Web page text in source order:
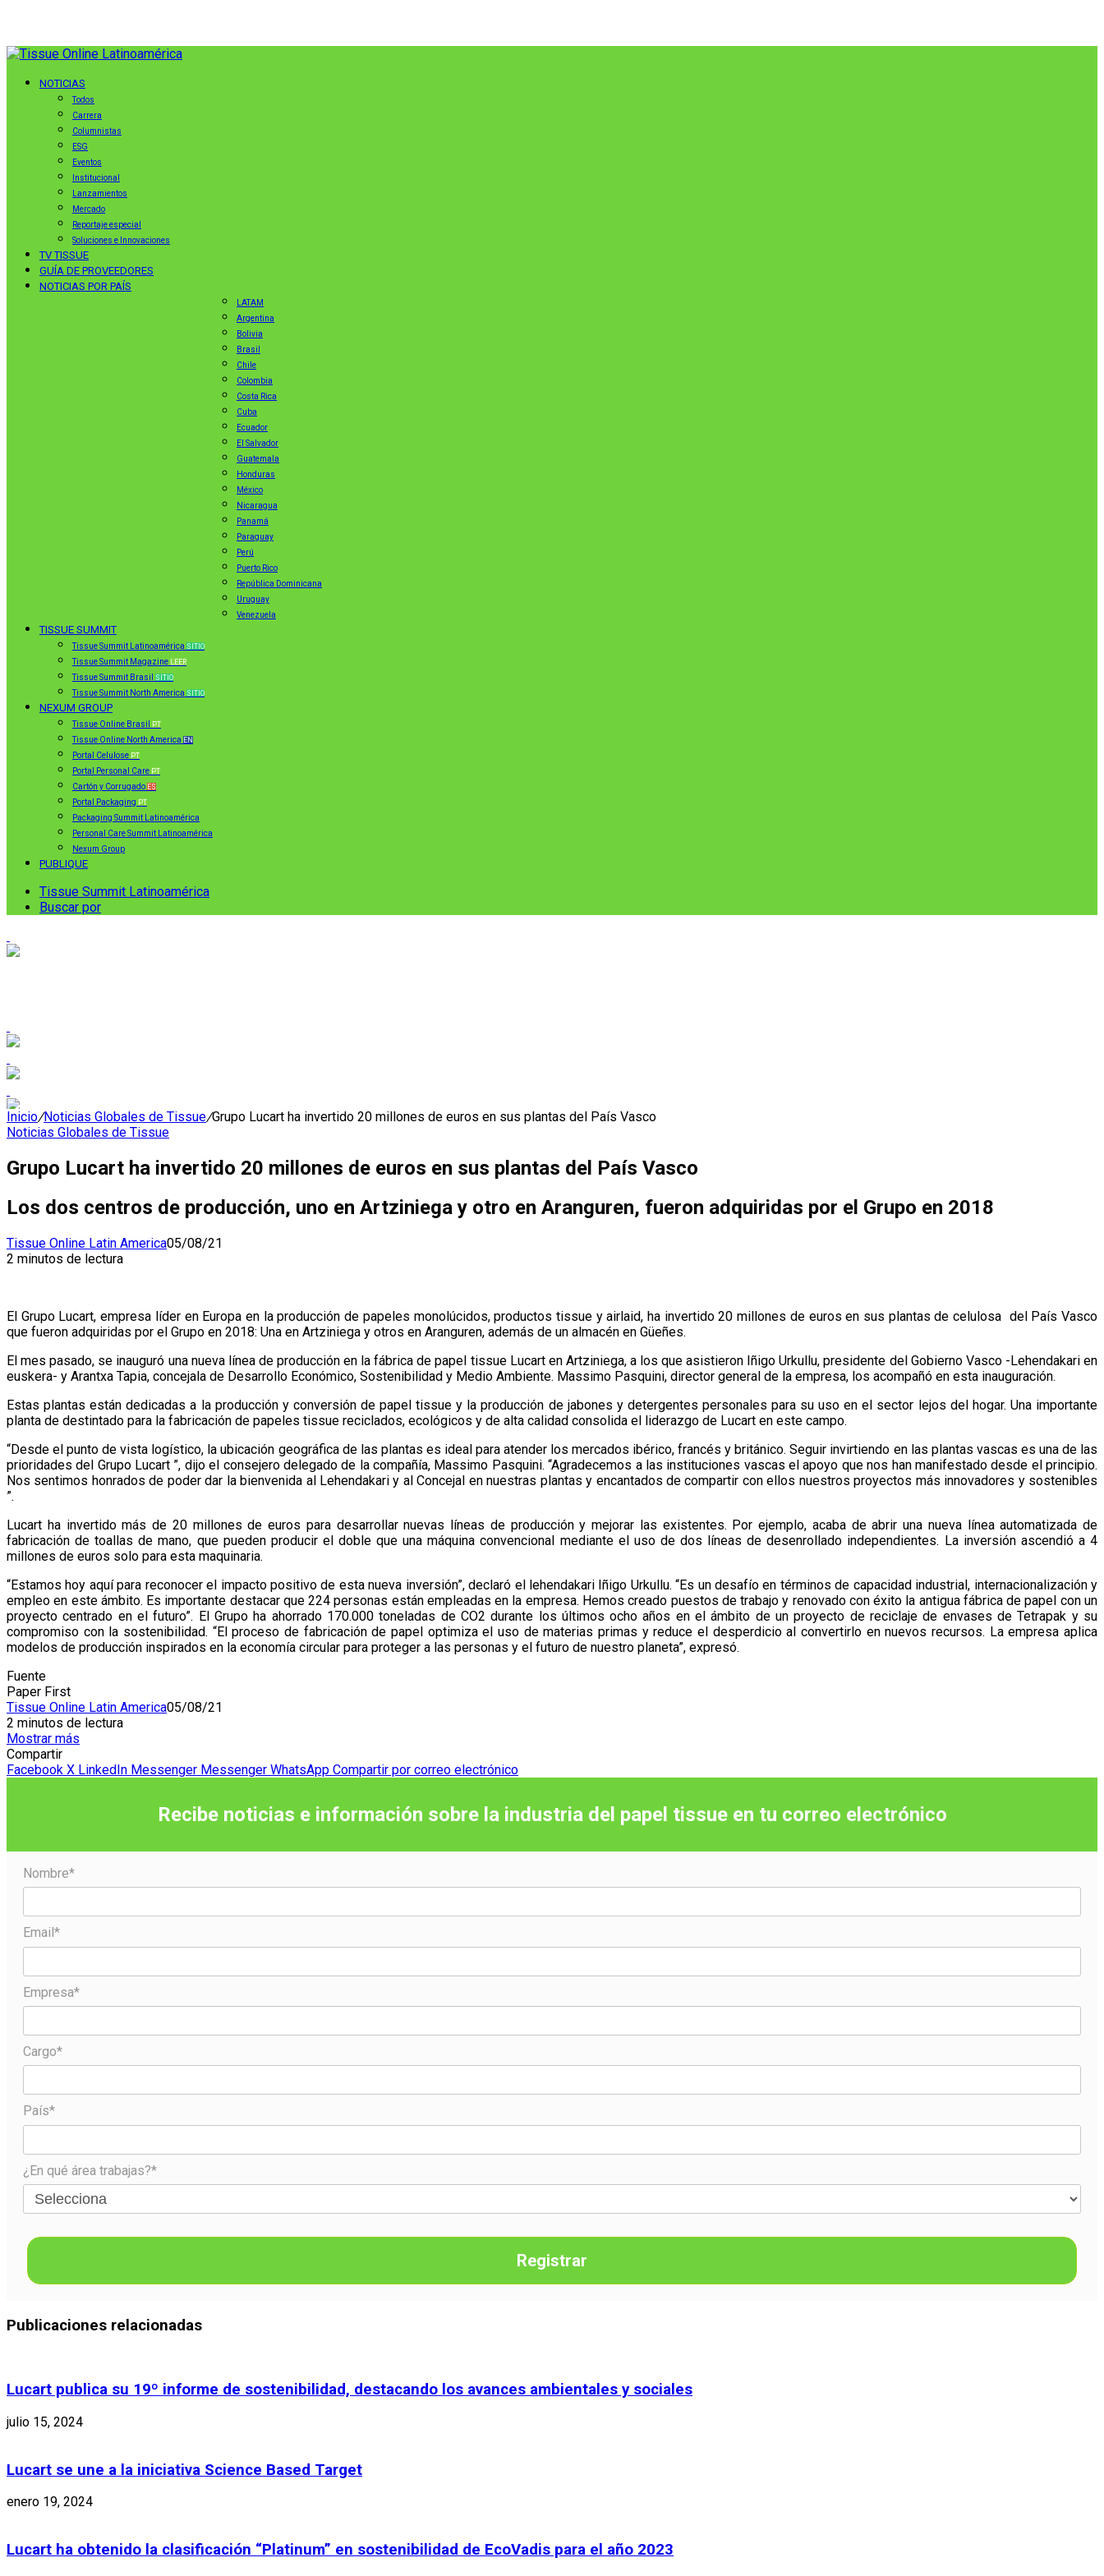
NOTICIAS
Todos
Carrera
Columnistas
ESG
Eventos
Institucional
Lanzamientos
Mercado
Reportaje especial
Soluciones e Innovaciones
TV TISSUE
GUÍA DE PROVEEDORES
NOTICIAS POR PAÍS
LATAM
Argentina
Bolivia
Brasil
Chile
Colombia
Costa Rica
Cuba
Ecuador
El Salvador
Guatemala
Honduras
México
Nicaragua
Panamá
Paraguay
Perú
Puerto Rico
República Dominicana
Uruguay
Venezuela
TISSUE SUMMIT
Tissue Summit Latinoamérica SITIO
Tissue Summit Magazine LEER
Tissue Summit Brasil SITIO
Tissue Summit North America SITIO
NEXUM GROUP
Tissue Online Brasil PT
Tissue Online North America EN
Portal Celulose PT
Portal Personal Care PT
Cartón y Corrugado ES
Portal Packaging PT
Packaging Summit Latinoamérica
Personal Care Summit Latinoamérica
Nexum Group
PUBLIQUE
Tissue Summit Latinoamérica
Buscar por
Inicio/Noticias Globales de Tissue/Grupo Lucart ha invertido 20 millones de euros en sus plantas del País Vasco
Noticias Globales de Tissue
Grupo Lucart ha invertido 20 millones de euros en sus plantas del País Vasco
Los dos centros de producción, uno en Artziniega y otro en Aranguren, fueron adquiridas por el Grupo en 2018
Tissue Online Latin America05/08/21
2 minutos de lectura
El Grupo Lucart, empresa líder en Europa en la producción de papeles monolúcidos, productos tissue y airlaid, ha invertido 20 millones de euros en sus plantas de celulosa del País Vasco
que fueron adquiridas por el Grupo en 2018: Una en Artziniega y otros en Aranguren, además de un almacén en Güeñes.
El mes pasado, se inauguró una nueva línea de producción en la fábrica de papel tissue Lucart en Artziniega, a los que asistieron Iñigo Urkullu, presidente del Gobierno Vasco -Lehendakari en
euskera- y Arantxa Tapia, concejala de Desarrollo Económico, Sostenibilidad y Medio Ambiente. Massimo Pasquini, director general de la empresa, los acompañó en esta inauguración.
Estas plantas están dedicadas a la producción y conversión de papel tissue y la producción de jabones y detergentes personales para su uso en el sector lejos del hogar. Una importante
planta de destintado para la fabricación de papeles tissue reciclados, ecológicos y de alta calidad consolida el liderazgo de Lucart en este campo.
“Desde el punto de vista logístico, la ubicación geográfica de las plantas es ideal para atender los mercados ibérico, francés y británico. Seguir invirtiendo en las plantas vascas es una de las
prioridades del Grupo Lucart ”, dijo el consejero delegado de la compañía, Massimo Pasquini. “Agradecemos a las instituciones vascas el apoyo que nos han manifestado desde el principio.
Nos sentimos honrados de poder dar la bienvenida al Lehendakari y al Concejal en nuestras plantas y encantados de compartir con ellos nuestros proyectos más innovadores y sostenibles
”.
Lucart ha invertido más de 20 millones de euros para desarrollar nuevas líneas de producción y mejorar las existentes. Por ejemplo, acaba de abrir una nueva línea automatizada de
fabricación de toallas de mano, que pueden producir el doble que una máquina convencional mediante el uso de dos líneas de desenrollado independientes. La inversión ascendió a 4
millones de euros solo para esta maquinaria.
“Estamos hoy aquí para reconocer el impacto positivo de esta nueva inversión”, declaró el lehendakari Iñigo Urkullu. “Es un desafío en términos de capacidad industrial, internacionalización y
empleo en este ámbito. Es importante destacar que 224 personas están empleadas en la empresa. Hemos creado puestos de trabajo y renovado con éxito la antigua fábrica de papel con un
proyecto centrado en el futuro”. El Grupo ha ahorrado 170.000 toneladas de CO2 durante los últimos ocho años en el ámbito de un proyecto de reciclaje de envases de Tetrapak y su
compromiso con la sostenibilidad. “El proceso de fabricación de papel optimiza el uso de materias primas y reduce el desperdicio al convertirlo en nuevos recursos. La empresa aplica
modelos de producción inspirados en la economía circular para proteger a las personas y el futuro de nuestro planeta”, expresó.
Fuente
Paper First
Tissue Online Latin America05/08/21
2 minutos de lectura
Mostrar más
Compartir
Facebook X LinkedIn Messenger Messenger WhatsApp Compartir por correo electrónico
Recibe noticias e información sobre la industria del papel tissue en tu correo electrónico
Nombre*
Email*
Empresa*
Cargo*
País*
¿En qué área trabajas?*
Registrar
Publicaciones relacionadas
Lucart publica su 19º informe de sostenibilidad, destacando los avances ambientales y sociales
julio 15, 2024
Lucart se une a la iniciativa Science Based Target
enero 19, 2024
Lucart ha obtenido la clasificación “Platinum” en sostenibilidad de EcoVadis para el año 2023